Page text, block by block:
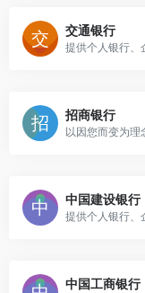
交通银行
招商银行
中国建设银行
中国工商银行